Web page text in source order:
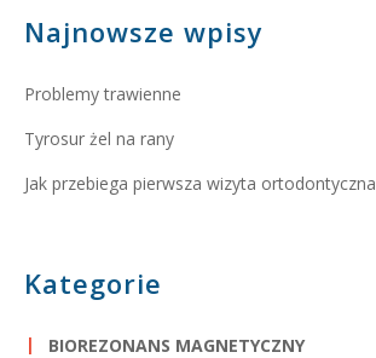
Najnowsze wpisy
Problemy trawienne
Tyrosur żel na rany
Jak przebiega pierwsza wizyta ortodontyczna
Kategorie
BIOREZONANS MAGNETYCZNY